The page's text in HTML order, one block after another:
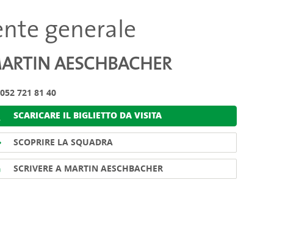
generale
AESCHBACHER
052 721 81 40
SCARICARE IL BIGLIETTO DA VISITA
SCOPRIRE LA SQUADRA
SCRIVERE A MARTIN AESCHBACHER